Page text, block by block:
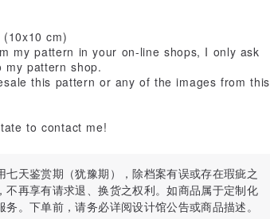
cm)
my pattern in your on-line shops, I only ask
pattern shop.
this pattern or any of the images from this
to contact me!
天鉴赏期（犹豫期），除档案有误或存在瑕疵之
再享有请求退、换货之权利。如商品属于定制化
。下单前，请务必详阅设计馆公告或商品描述。